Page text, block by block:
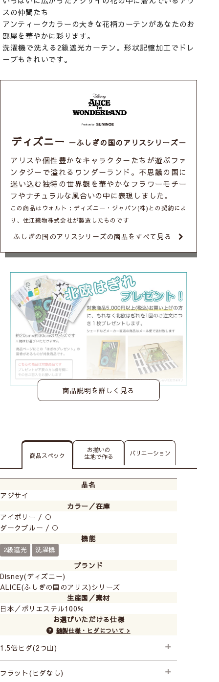
スの仲間たち
アンティークカラーの大きな花柄カーテンがあなたのお
部屋を華やかに彩ります。
洗濯機で洗える2級遮光カーテン。形状記憶加工でドレ
ープもきれいです。
ディズニー －ふしぎの国のアリスシリーズ－
アリスや個性豊かなキャラクターたちが遊ぶファ
ンタジーで溢れるワンダーランド。不思議の国に
迷い込む独特の世界観を華やかなフラワーモチー
フやナチュラルな風合いの中に表現しました。
この商品はウォルト：ディズニー・ジャパン(株)との契約によ
り、住江織物株式会社が製造したものです
ふしぎの国のアリスシリーズの商品をすべて見る
商品説明を詳しく見る
商品スペック
お揃いの
生地で作る
バリエーション
品名
アジサイ
カラー／在庫
アイボリー / ○
ダークブルー / ○
機能
2級遮光 洗濯機
ブランド
Disney(ディズニー)
ALICE(ふしぎの国のアリス)シリーズ
生産国／素材
日本／ポリエステル100％
お選びいただける仕様
縫製仕様・ヒダについて >
1.5倍ヒダ(2つ山)
├プレミアム縫製＋形状記憶
フラット(ヒダなし)